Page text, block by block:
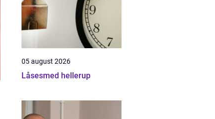
05 august 2026
Låsesmed hellerup